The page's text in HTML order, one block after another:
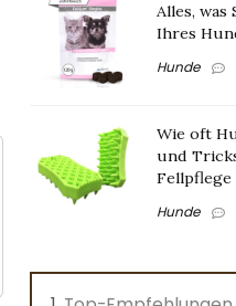
Alles, was
Ihres
Hunde
Wie oft
und
Fellpflege
Hunde